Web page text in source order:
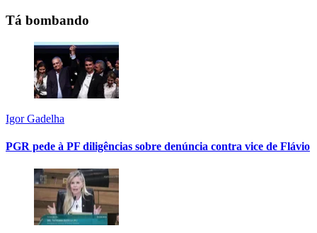
Tá bombando
Igor Gadelha
PGR pede à PF diligências sobre denúncia contra vice de Flávio